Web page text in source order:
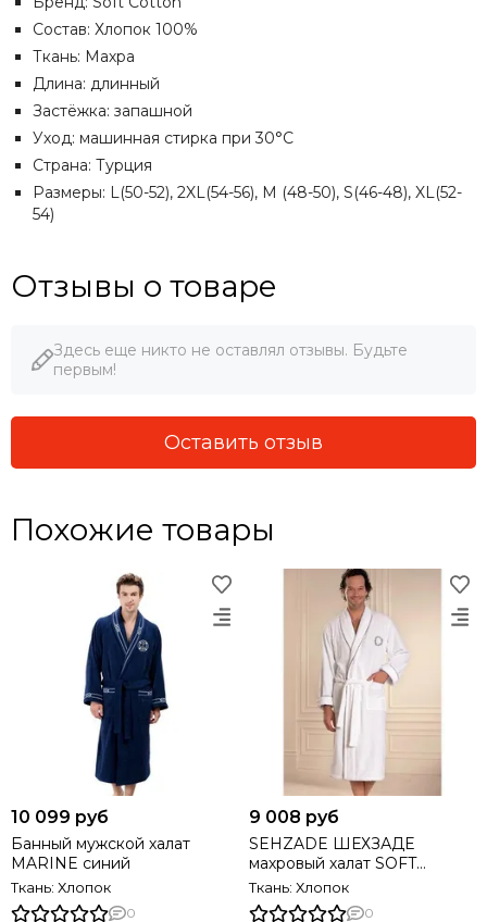
Состав: Хлопок 100%
Ткань: Махра
Длина: длинный
Застёжка: запашной
Уход: машинная стирка при 30°C
Страна: Турция
Размеры: L(50-52), 2XL(54-56), M (48-50), S(46-48), XL(52-
54)
Отзывы о товаре
Здесь еще никто не оставлял отзывы. Будьте
первым!
Оставить отзыв
Похожие товары
10 099 руб
Банный мужской халат
MARINE синий
Ткань: Хлопок
0
9 008 руб
SEHZADE ШЕХЗАДЕ
махровый халат SOFT
COTTON (Турция) .
Ткань: Хлопок
0